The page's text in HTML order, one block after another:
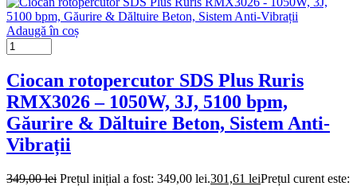
Adaugă în coș
Ciocan rotopercutor SDS Plus Ruris
RMX3026 – 1050W, 3J, 5100 bpm,
Găurire & Dăltuire Beton, Sistem Anti-
Vibrații
349,00lei Prețul inițial a fost: 349,00 lei.301,61 leiPrețul curent este: